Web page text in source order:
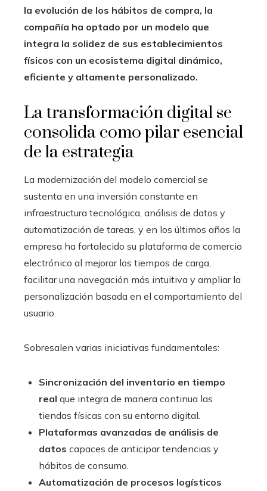
la evolución de los hábitos de compra, la
compañía ha optado por un modelo que
integra la solidez de sus establecimientos
físicos con un ecosistema digital dinámico,
eficiente y altamente personalizado.
La transformación digital se
consolida como pilar esencial
de la estrategia
La modernización del modelo comercial se
sustenta en una inversión constante en
infraestructura tecnológica, análisis de datos y
automatización de tareas, y en los últimos años la
empresa ha fortalecido su plataforma de comercio
electrónico al mejorar los tiempos de carga,
facilitar una navegación más intuitiva y ampliar la
personalización basada en el comportamiento del
usuario.
Sobresalen varias iniciativas fundamentales:
Sincronización del inventario en tiempo
real que integra de manera continua las
tiendas físicas con su entorno digital.
Plataformas avanzadas de análisis de
datos capaces de anticipar tendencias y
hábitos de consumo.
Automatización de procesos logísticos